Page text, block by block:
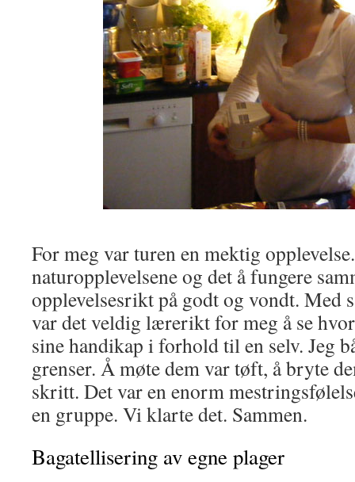
For meg var turen en mektig
naturopplevelsene og det å fungere
opplevelsesrikt på godt og vondt. Med
var det veldig lærerikt for meg å se
sine handikap i forhold til en selv. Jeg
grenser. Å møte dem var tøft, å bryte
skritt. Det var en enorm
en gruppe. Vi klarte det. Sammen.
Bagatellisering av egne plager